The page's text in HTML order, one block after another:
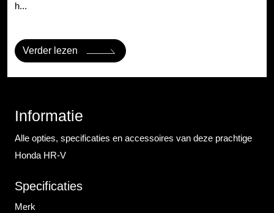
h...
Verder lezen
Informatie
Alle opties, specificaties en accessoires van deze prachtige
Honda HR-V
Specificaties
Merk